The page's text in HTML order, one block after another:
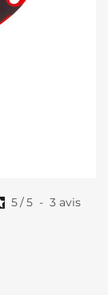
5/5 - 3 avis